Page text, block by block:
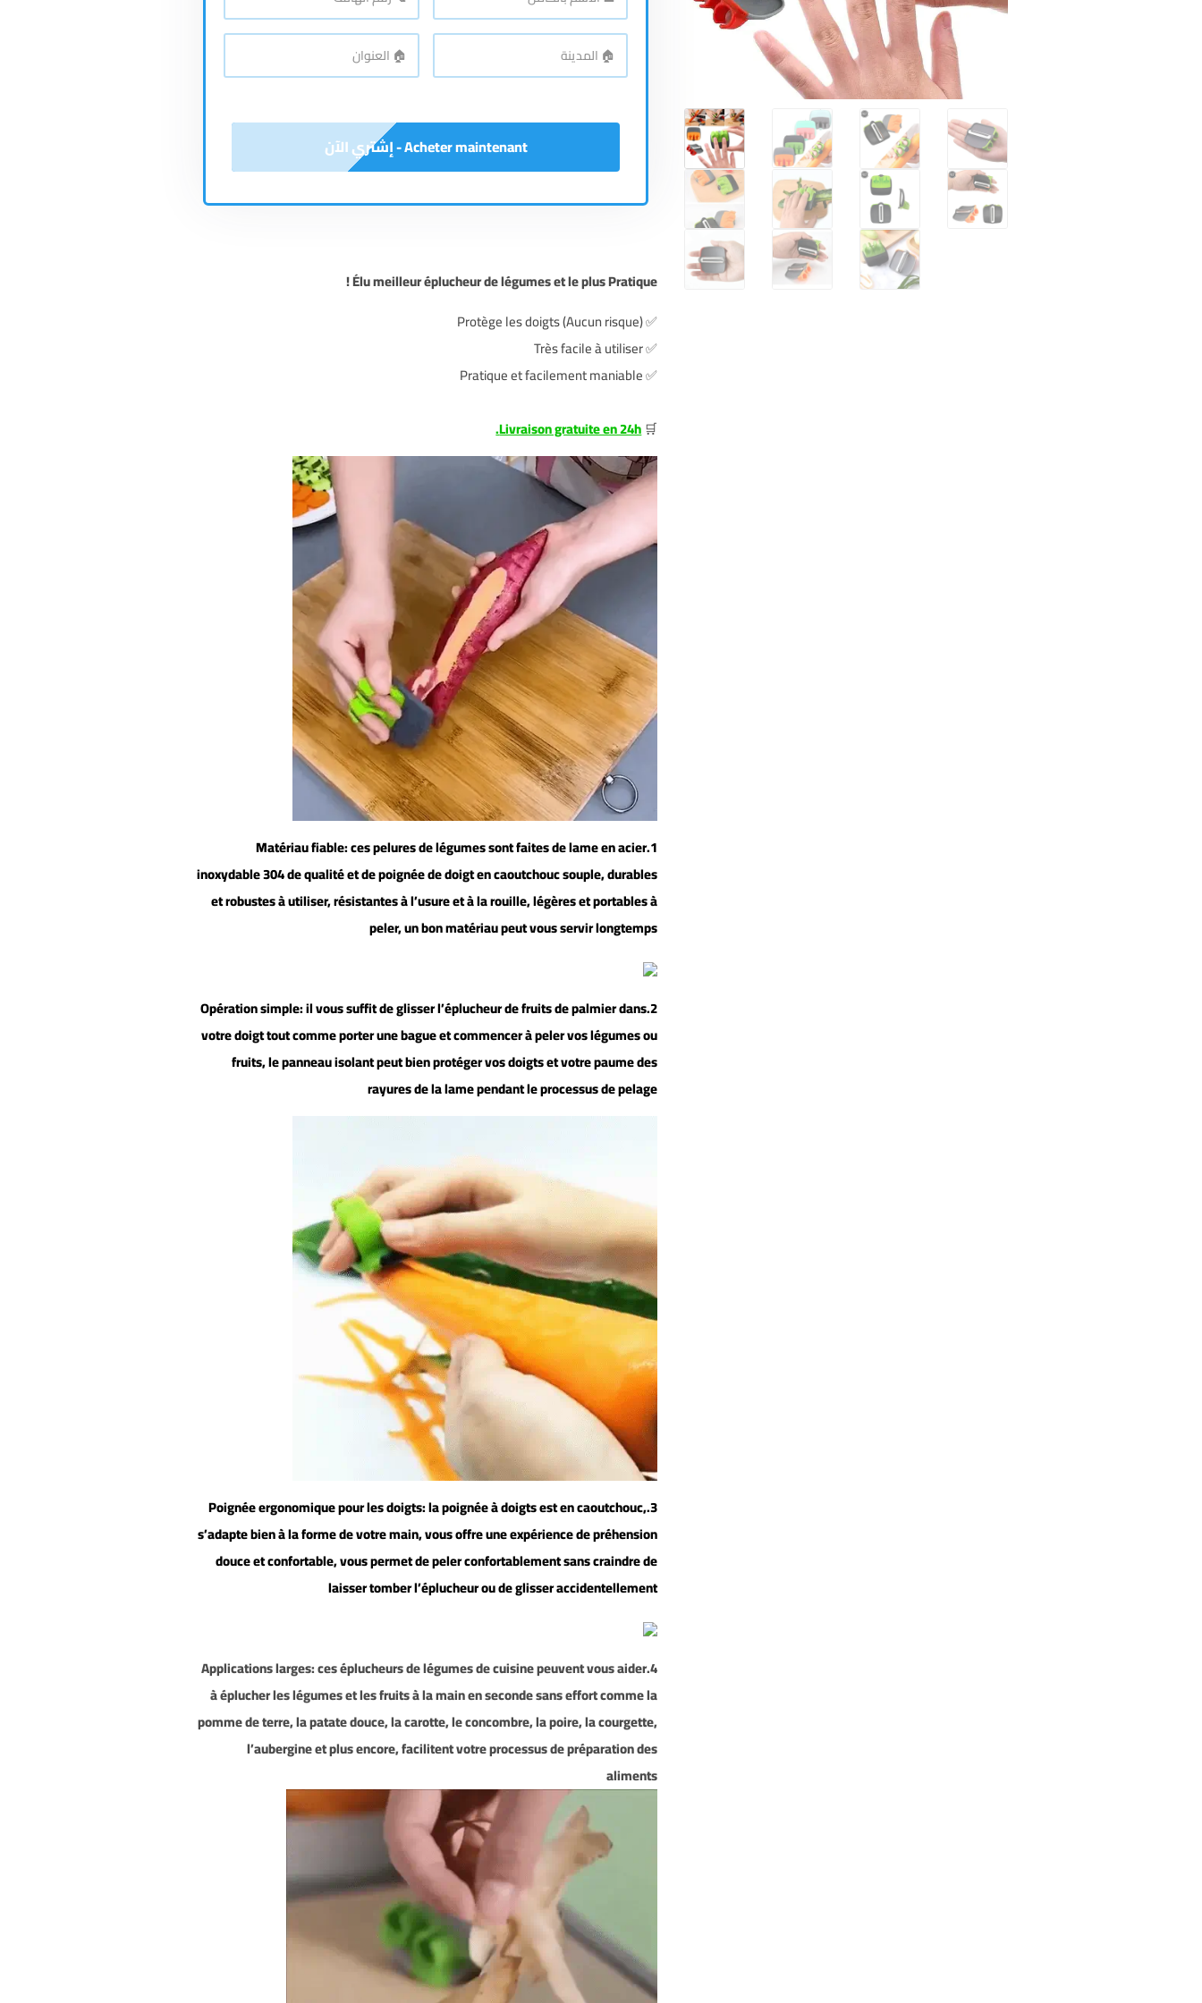
الاسم
بالكامل*
رقم
الهاتف*
🏠
المدينة*
🏠
العنوان*
Acheter maintenant - إشتري الآن
Élu meilleur éplucheur de légumes et le plus Pratique !
✅ Protège les doigts (Aucun risque)
✅ Très facile à utiliser
✅ Pratique et facilement maniable
🛒
Livraison gratuite en 24h.
1.Matériau fiable: ces pelures de légumes sont faites de lame en acier
inoxydable 304 de qualité et de poignée de doigt en caoutchouc souple, durables
et robustes à utiliser, résistantes à l’usure et à la rouille, légères et portables à
peler, un bon matériau peut vous servir longtemps
2.Opération simple: il vous suffit de glisser l’éplucheur de fruits de palmier dans
votre doigt tout comme porter une bague et commencer à peler vos légumes ou
fruits, le panneau isolant peut bien protéger vos doigts et votre paume des
rayures de la lame pendant le processus de pelage
3.Poignée ergonomique pour les doigts: la poignée à doigts est en caoutchouc,
s’adapte bien à la forme de votre main, vous offre une expérience de préhension
douce et confortable, vous permet de peler confortablement sans craindre de
laisser tomber l’éplucheur ou de glisser accidentellement
4.Applications larges: ces éplucheurs de légumes de cuisine peuvent vous aider
à éplucher les légumes et les fruits à la main en seconde sans effort comme la
pomme de terre, la patate douce, la carotte, le concombre, la poire, la courgette,
l’aubergine et plus encore, facilitent votre processus de préparation des
aliments